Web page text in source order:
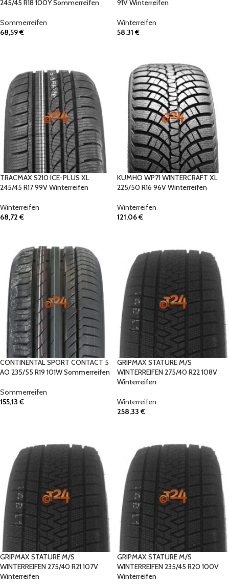
245/45 R18 100Y Sommerreifen
Sommerreifen
68,59€
91V Winterreifen
Winterreifen
58,31€
TRACMAX S210 ICE-PLUS XL
245/45 R17 99V Winterreifen
Winterreifen
68,72€
KUMHO WP71 WINTERCRAFT XL
225/50 R16 96V Winterreifen
Winterreifen
121,06€
CONTINENTAL SPORT CONTACT 5
AO 235/55 R19 101W Sommerreifen
Sommerreifen
155,13€
GRIPMAX STATURE M/S
WINTERREIFEN 275/40 R22 108V
Winterreifen
Winterreifen
258,33€
GRIPMAX STATURE M/S
WINTERREIFEN 275/40 R21 107V
Winterreifen
GRIPMAX STATURE M/S
WINTERREIFEN 235/45 R20 100V
Winterreifen